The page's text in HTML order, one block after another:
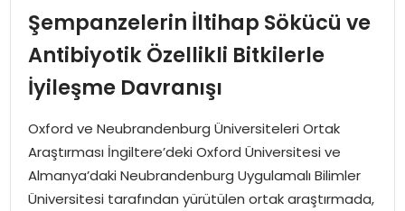
EKONOMI
SPOR
SIYASET
MAGAZIN
Şempanzelerin İltihap Sökücü ve
Antibiyotik Özellikli Bitkilerle
İyileşme Davranışı
Oxford ve Neubrandenburg Üniversiteleri Ortak
Araştırması İngiltere’deki Oxford Üniversitesi ve
Almanya’daki Neubrandenburg Uygulamalı Bilimler
Üniversitesi tarafından yürütülen ortak araştırmada,